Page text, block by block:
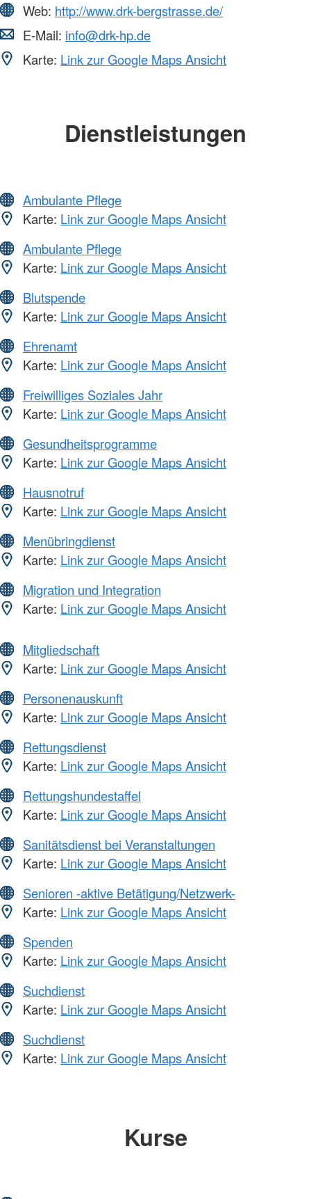
Web: http://www.drk-bergstrasse.de/
E-Mail: info@drk-hp.de
Karte: Link zur Google Maps Ansicht
Dienstleistungen
Ambulante Pflege
Karte: Link zur Google Maps Ansicht
Ambulante Pflege
Karte: Link zur Google Maps Ansicht
Blutspende
Karte: Link zur Google Maps Ansicht
Ehrenamt
Karte: Link zur Google Maps Ansicht
Freiwilliges Soziales Jahr
Karte: Link zur Google Maps Ansicht
Gesundheitsprogramme
Karte: Link zur Google Maps Ansicht
Hausnotruf
Karte: Link zur Google Maps Ansicht
Menübringdienst
Karte: Link zur Google Maps Ansicht
Migration und Integration
Karte: Link zur Google Maps Ansicht
Mitgliedschaft
Karte: Link zur Google Maps Ansicht
Personenauskunft
Karte: Link zur Google Maps Ansicht
Rettungsdienst
Karte: Link zur Google Maps Ansicht
Rettungshundestaffel
Karte: Link zur Google Maps Ansicht
Sanitätsdienst bei Veranstaltungen
Karte: Link zur Google Maps Ansicht
Senioren -aktive Betätigung/Netzwerk-
Karte: Link zur Google Maps Ansicht
Spenden
Karte: Link zur Google Maps Ansicht
Suchdienst
Karte: Link zur Google Maps Ansicht
Suchdienst
Karte: Link zur Google Maps Ansicht
Kurse